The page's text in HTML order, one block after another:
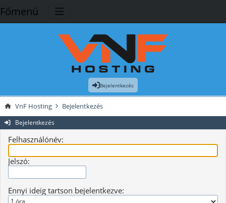
Főmenü
Bejelentkezés
VnF Hosting Bejelentkezés
Bejelentkezés
Felhasználónév:
Jelszó:
Ennyi ideig tartson bejelentkezve: